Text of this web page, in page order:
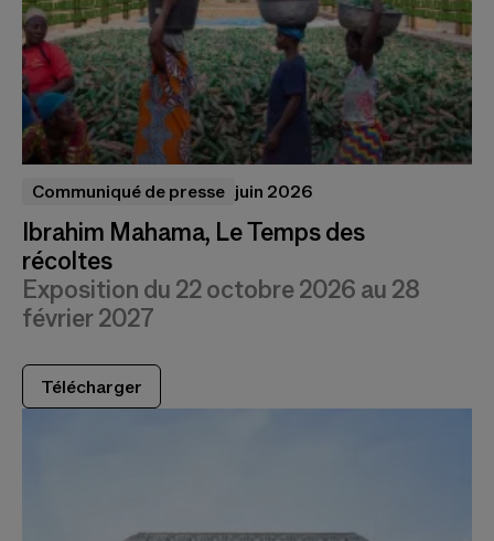
Communiqué de presse juin 2026
Ibrahim Mahama, Le Temps des
récoltes
Exposition du 22 octobre 2026 au 28
février 2027
Télécharger